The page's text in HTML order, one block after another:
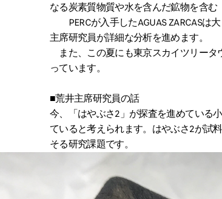
なる炭素質物質や水を含んだ鉱物を含む
PERCが入手したAGUAS ZARCASは
主席研究員が詳細な分析を進めます。
また、この夏にも東京スカイツリー
っています。
■荒井主席研究員の話
今、「はやぶさ2」が探査を進めている
ていると考えられます。はやぶさ2が試
そる研究課題です。